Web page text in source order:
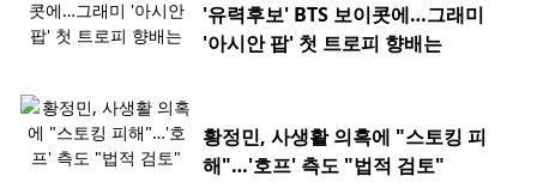
'유력후보' BTS 보이콧에…그래미
'아시안 팝' 첫 트로피 향배는
황정민, 사생활 의혹에 "스토킹 피
해"…'호프' 측도 "법적 검토"